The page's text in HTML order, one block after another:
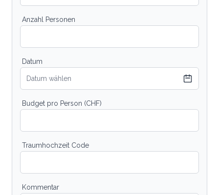
Anzahl Personen
Datum
Datum wählen
Budget pro Person (CHF)
Traumhochzeit Code
Kommentar